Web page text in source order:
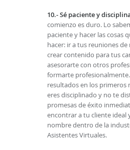
10.- Sé paciente y
comienzo es duro. Lo
paciente y hacer las cosas
hacer: ir a tus reuniones
crear contenido para tus
asesorarte con otros
formarte
resultados en los primeros
eres disciplinado y no te
promesas de éxito
encontrar a tu cliente ideal
nombre dentro de la
Asistentes Virtuales.